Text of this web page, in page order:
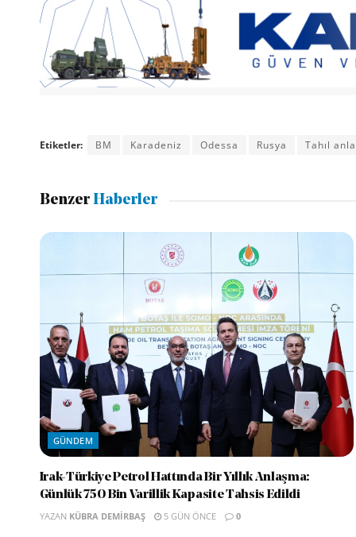
Etiketler: BM Karadeniz Odessa Rusya Tahıl
BenzerHaberler
GÜNDEM
Irak-Türkiye Petrol Hattında Bir Yıllık Anlaşma:
Günlük 750 Bin Varillik Kapasite Tahsis Edildi
YAZAN KÜBRA DEMIRBAŞ 5 GÜN ÖNCE 0